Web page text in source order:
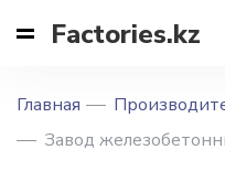
Factories.kz
Главная
Завод